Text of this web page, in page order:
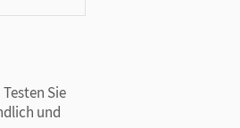
Testen Sie
und